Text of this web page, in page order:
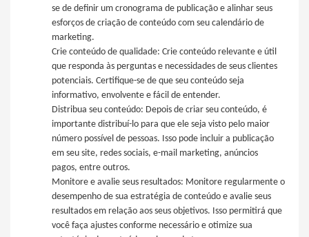
se de definir um cronograma de publicação e alinhar seus
esforços de criação de conteúdo com seu calendário de
marketing.
Crie conteúdo de qualidade: Crie conteúdo relevante e útil
que responda às perguntas e necessidades de seus clientes
potenciais. Certifique-se de que seu conteúdo seja
informativo, envolvente e fácil de entender.
Distribua seu conteúdo: Depois de criar seu conteúdo, é
importante distribuí-lo para que ele seja visto pelo maior
número possível de pessoas. Isso pode incluir a publicação
em seu site, redes sociais, e-mail marketing, anúncios
pagos, entre outros.
Monitore e avalie seus resultados: Monitore regularmente o
desempenho de sua estratégia de conteúdo e avalie seus
resultados em relação aos seus objetivos. Isso permitirá que
você faça ajustes conforme necessário e otimize sua